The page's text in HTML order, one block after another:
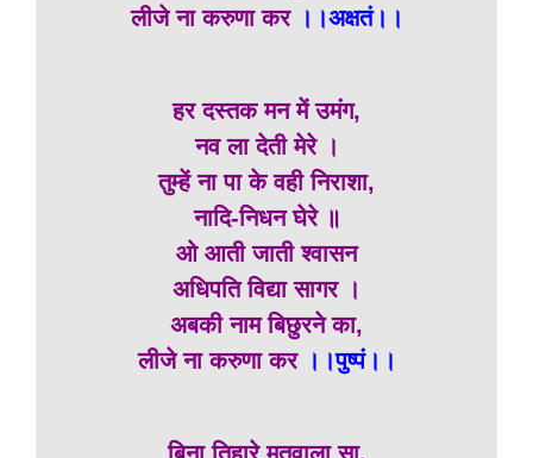
लीजे ना करुणा कर ।।अक्षतं।।
हर दस्तक मन में उमंग,
नव ला देती मेरे ।
तुम्हें ना पा के वही निराशा,
नादि-निधन घेरे ॥
ओ आती जाती श्वासन
अधिपति विद्या सागर ।
अबकी नाम बिछुरने का,
लीजे ना करुणा कर ।।पुष्पं।।